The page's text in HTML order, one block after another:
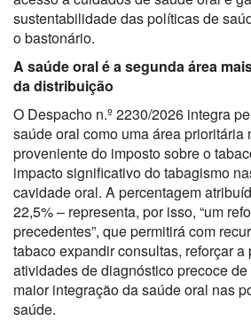
sustentabilidade das políticas de
o bastonário.
A saúde oral é a segunda área
da distribuição
O Despacho n.º 2230/2026 integra
saúde oral como uma área prioritária
proveniente do imposto sobre o
impacto significativo do tabagismo
cavidade oral. A percentagem
22,5% – representa, por isso, “um
precedentes”, que permitirá com
tabaco expandir consultas, reforçar
atividades de diagnóstico precoce
maior integração da saúde oral nas
saúde.